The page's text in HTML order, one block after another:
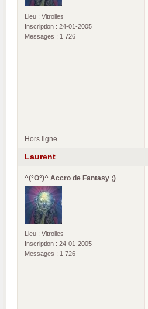
Lieu : Vitrolles
Inscription : 24-01-2005
Messages : 1 726
Hors ligne
Laurent
^(°O°)^ Accro de Fantasy ;)
Lieu : Vitrolles
Inscription : 24-01-2005
Messages : 1 726